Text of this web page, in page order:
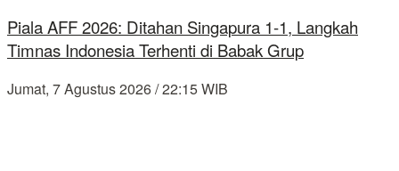
Piala AFF 2026: Ditahan Singapura 1-1, Langkah
Timnas Indonesia Terhenti di Babak Grup
Jumat, 7 Agustus 2026 / 22:15 WIB